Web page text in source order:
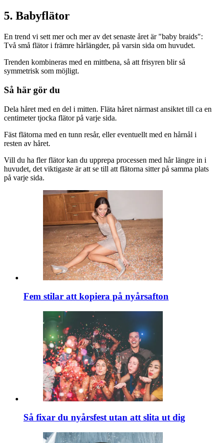
5. Babyflätor
En trend vi sett mer och mer av det senaste året är "baby braids":
Två små flätor i främre hårlängder, på varsin sida om huvudet.
Trenden kombineras med en mittbena, så att frisyren blir så
symmetrisk som möjligt.
Så här gör du
Dela håret med en del i mitten. Fläta håret närmast ansiktet till ca en
centimeter tjocka flätor på varje sida.
Fäst flätorna med en tunn resår, eller eventuellt med en hårnål i
resten av håret.
Vill du ha fler flätor kan du upprepa processen med hår längre in i
huvudet, det viktigaste är att se till att flätorna sitter på samma plats
på varje sida.
Fem stilar att kopiera på nyårsafton
Så fixar du nyårsfest utan att slita ut dig